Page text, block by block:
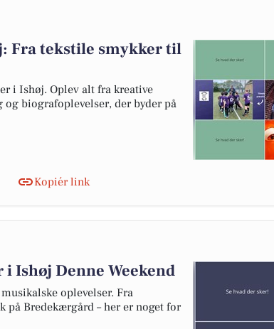
Fra tekstile smykker til
i Ishøj. Oplev alt fra kreative
biografoplevelser, der byder på
Kopiér link
Ishøj Denne Weekend
oplevelser. Fra
Bredekærgård – her er noget for